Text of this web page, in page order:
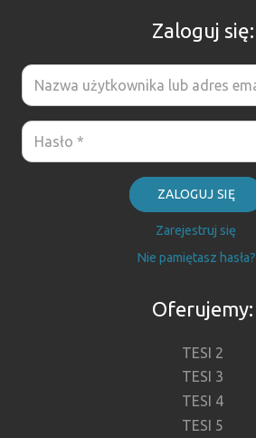
Zaloguj się:
ZALOGUJ SIĘ
Zarejestruj się
Nie pamiętasz hasła?
Oferujemy:
TESI 2
TESI 3
TESI 4
TESI 5